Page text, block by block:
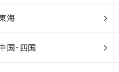
海
国･四国